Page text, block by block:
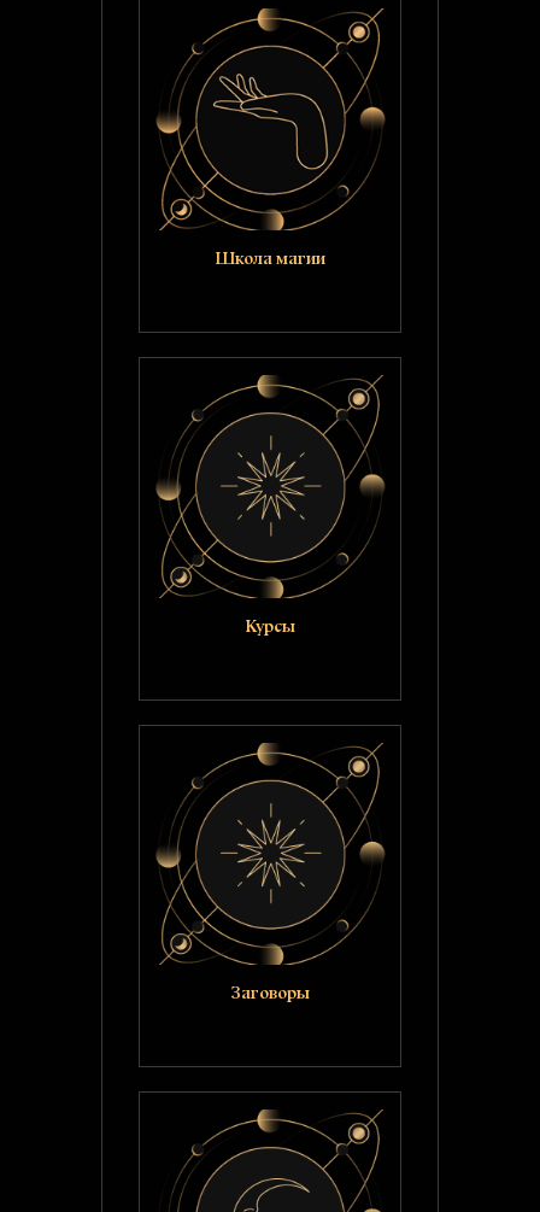
Школа магии
Курсы
Заговоры